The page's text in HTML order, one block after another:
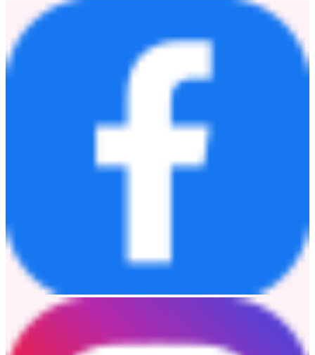
Established in 1997, the European Chamber of Commerce in Hong
Kong (EuroCham) is a non-governmental business interest group
comprising 16 European chambers based in Hong Kong.
Representing over 1,600 European companies operating in the city,
EuroCham promotes European business interests and strengthens
economic ties between Europe and Hong Kong. Europe is Hong
Kong's second-largest trading partner after the Chinese Mainland.